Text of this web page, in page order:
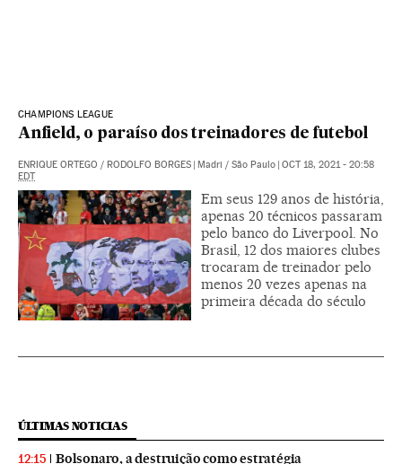
CHAMPIONS LEAGUE
Anfield, o paraíso dos treinadores de futebol
ENRIQUE ORTEGO / RODOLFO BORGES Madri / São Paulo OCT 18, 2021 - 20:58
EDT
Em seus 129 anos de história,
apenas 20 técnicos passaram
pelo banco do Liverpool. No
Brasil, 12 dos maiores clubes
trocaram de treinador pelo
menos 20 vezes apenas na
primeira década do século
ÚLTIMAS NOTICIAS
12:15 Bolsonaro, a destruição como estratégia